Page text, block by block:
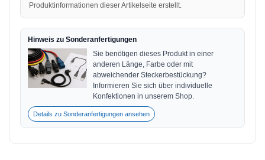
Produktinformationen dieser Artikelseite erstellt.
Hinweis zu Sonderanfertigungen
Sie benötigen dieses Produkt in einer
anderen Länge, Farbe oder mit
abweichender Steckerbestückung?
Informieren Sie sich über individuelle
Konfektionen in unserem Shop.
Details zu Sonderanfertigungen ansehen